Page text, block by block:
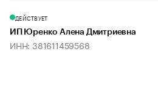
ДЕЙСТВУЕТ
ИП Юренко Алена Дмитриевна
ИНН: 381611459568